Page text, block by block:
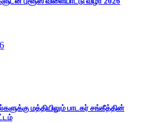
மத்தியிலும் பாடகர் சங்கீத்தின்